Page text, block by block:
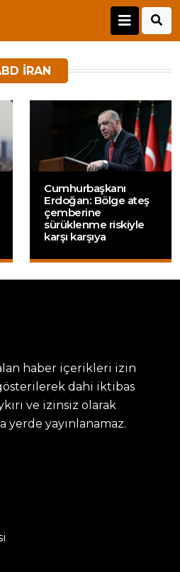
IRAN
Cumhurbaşkanı
Erdoğan: Bölge ateş
çemberine
sürüklenme riskiyle
karşı karşıya
haber içerikleri izin
dahi iktibas
ve izinsiz olarak
yerde yayınlanamaz.